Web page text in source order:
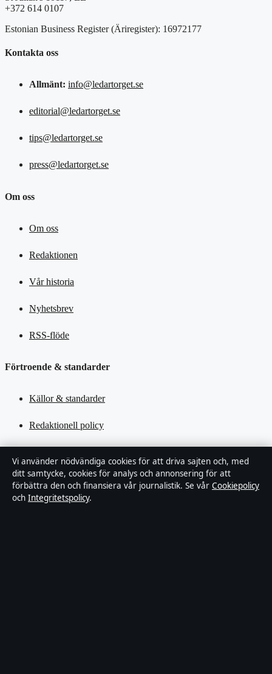
+372 614 0107
Estonian Business Register (Äriregister): 16972177
Kontakta oss
Allmänt: info@ledartorget.se
editorial@ledartorget.se
tips@ledartorget.se
press@ledartorget.se
Om oss
Om oss
Redaktionen
Vår historia
Nyhetsbrev
RSS-flöde
Förtroende & standarder
Källor & standarder
Redaktionell policy
Tillgänglighetsredogörelse
Kändisar & integritet
Vi använder nödvändiga cookies för att driva sajten och, med
ditt samtycke, cookies för analys och annonsering för att
förbättra den och finansiera vår journalistik. Se vår Cookiepolicy
och Integritetspolicy.